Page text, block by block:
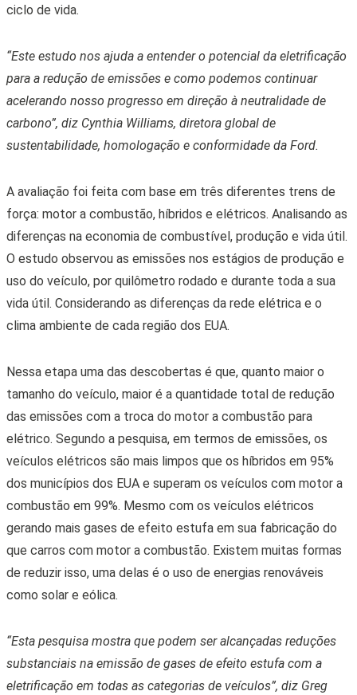
ciclo de vida.
“Este estudo nos ajuda a entender o potencial da eletrificação
para a redução de emissões e como podemos continuar
acelerando nosso progresso em direção à neutralidade de
carbono”, diz Cynthia Williams, diretora global de
sustentabilidade, homologação e conformidade da Ford.
A avaliação foi feita com base em três diferentes trens de
força: motor a combustão, híbridos e elétricos. Analisando as
diferenças na economia de combustível, produção e vida útil.
O estudo observou as emissões nos estágios de produção e
uso do veículo, por quilômetro rodado e durante toda a sua
vida útil. Considerando as diferenças da rede elétrica e o
clima ambiente de cada região dos EUA.
Nessa etapa uma das descobertas é que, quanto maior o
tamanho do veículo, maior é a quantidade total de redução
das emissões com a troca do motor a combustão para
elétrico. Segundo a pesquisa, em termos de emissões, os
veículos elétricos são mais limpos que os híbridos em 95%
dos municípios dos EUA e superam os veículos com motor a
combustão em 99%. Mesmo com os veículos elétricos
gerando mais gases de efeito estufa em sua fabricação do
que carros com motor a combustão. Existem muitas formas
de reduzir isso, uma delas é o uso de energias renováveis
como solar e eólica.
“Esta pesquisa mostra que podem ser alcançadas reduções
substanciais na emissão de gases de efeito estufa com a
eletrificação em todas as categorias de veículos”, diz Greg